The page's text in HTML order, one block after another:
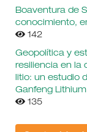
Boaventura de
conocimiento,
142
Geopolítica y
resiliencia en la
litio: un estudio
Ganfeng
135